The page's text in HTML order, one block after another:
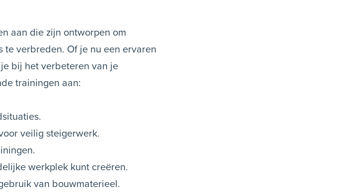
aan die zijn ontworpen om
verbreden. Of je nu een ervaren
bij het verbeteren van je
trainingen aan:
veilig steigerwerk.
werkplek kunt creëren.
van bouwmaterieel.